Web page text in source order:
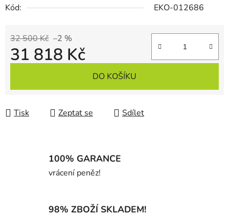
Kód:
EKO-012686
32 500 Kč –2 %
31 818 Kč
DO KOŠÍKU
Tisk Zeptat se Sdílet
100% GARANCE
vrácení peněz!
98% ZBOŽÍ SKLADEM!